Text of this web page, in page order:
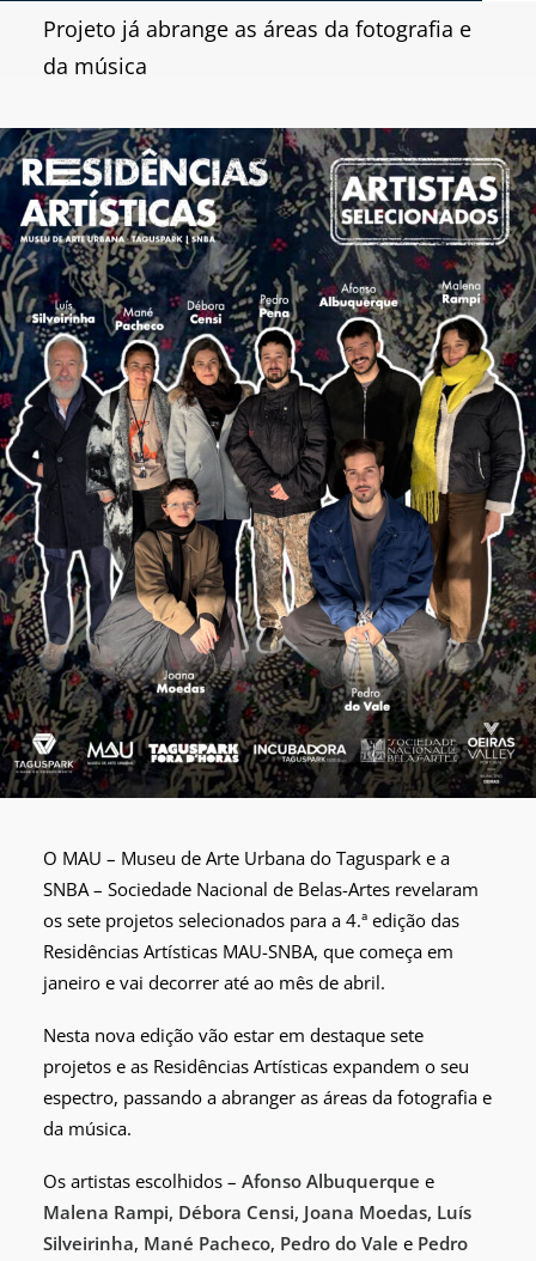
Projeto já abrange as áreas da fotografia e
da música
O MAU – Museu de Arte Urbana do Taguspark e a
SNBA – Sociedade Nacional de Belas-Artes revelaram
os sete projetos selecionados para a 4.ª edição das
Residências Artísticas MAU-SNBA, que começa em
janeiro e vai decorrer até ao mês de abril.
Nesta nova edição vão estar em destaque sete
projetos e as Residências Artísticas expandem o seu
espectro, passando a abranger as áreas da fotografia e
da música.
Os artistas escolhidos – Afonso Albuquerque e
Malena Rampi, Débora Censi, Joana Moedas, Luís
Silveirinha, Mané Pacheco, Pedro do Vale e Pedro